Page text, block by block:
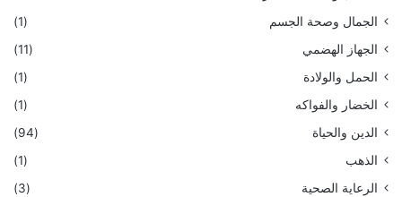
الجمال وصحة الجسم
(1)
الجهاز الهضمي
(11)
الحمل والولادة
(1)
الخضار والفواكه
(1)
الدين والحياة
(94)
الذهب
(1)
الرعاية الصحية
(3)